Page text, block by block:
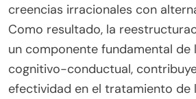
creencias irracionales con
Como resultado, la
un componente fundamental de
cognitivo-conductual,
efectividad en el tratamiento de